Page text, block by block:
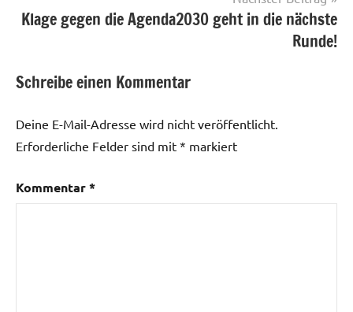
Klage gegen die Agenda2030 geht in die nächste
Runde!
Schreibe einen Kommentar
Deine E-Mail-Adresse wird nicht veröffentlicht.
Erforderliche Felder sind mit * markiert
Kommentar*